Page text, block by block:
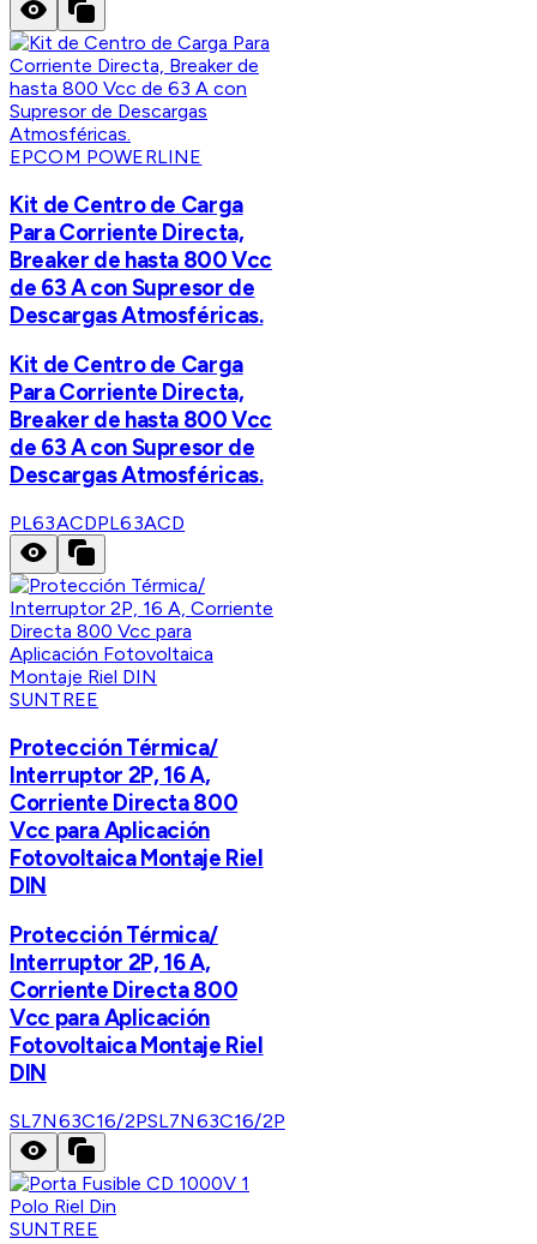
EPCOM POWERLINE
Kit de Centro de Carga
Para Corriente Directa,
Breaker de hasta 800 Vcc
de 63 A con Supresor de
Descargas Atmosféricas.
Kit de Centro de Carga
Para Corriente Directa,
Breaker de hasta 800 Vcc
de 63 A con Supresor de
Descargas Atmosféricas.
PL63ACDPL63ACD
SUNTREE
Protección Térmica/
Interruptor 2P, 16 A,
Corriente Directa 800
Vcc para Aplicación
Fotovoltaica Montaje Riel
DIN
Protección Térmica/
Interruptor 2P, 16 A,
Corriente Directa 800
Vcc para Aplicación
Fotovoltaica Montaje Riel
DIN
SL7N63C16/2PSL7N63C16/2P
SUNTREE